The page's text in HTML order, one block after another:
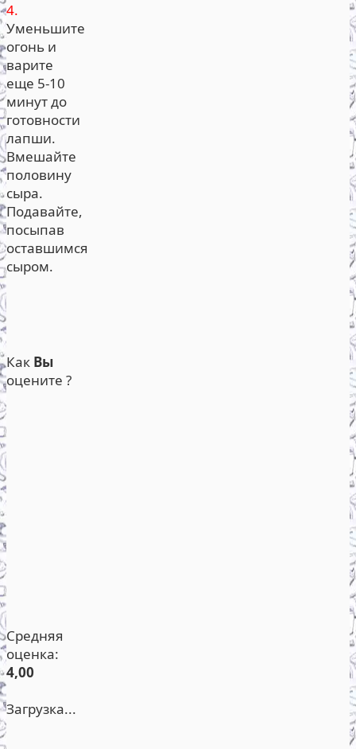
4.
Уменьшите
огонь и
варите
еще 5-10
минут до
готовности
лапши.
Вмешайте
половину
сыра.
Подавайте,
посыпав
оставшимся
сыром.
Как Вы
оцените ?
Средняя
оценка:
4,00
Загрузка...